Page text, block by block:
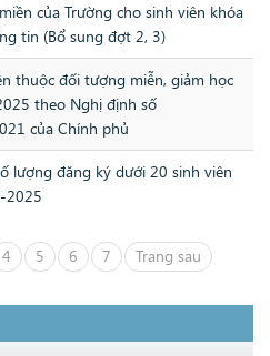
của Trường cho sinh viên khóa
tin (Bổ sung đợt 2, 3)
thuộc đối tượng miễn, giảm học
theo Nghị định số
của Chính phủ
lượng đăng ký dưới 20 sinh viên
2025
4 5 6 7 Trang sau